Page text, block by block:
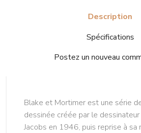
Description
Spécifications
Postez un nouveau
Blake et Mortimer est une série
dessinée créée par le dessinateur
Jacobs en 1946, puis reprise à